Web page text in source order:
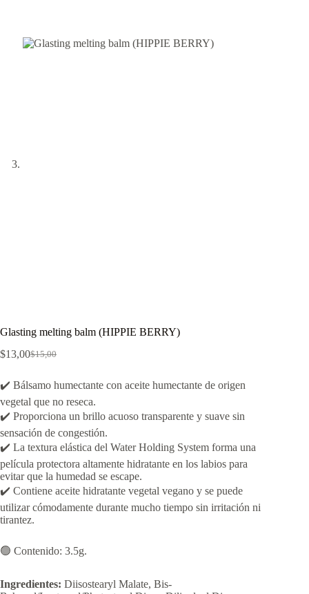
Glasting melting balm (HIPPIE BERRY)
$15,00
El
original
era:
$15,00.
$13,00El
actual
es:
$13,00.
✔️ Bálsamo humectante con aceite humectante de origen
vegetal que no reseca.
✔️ Proporciona un brillo acuoso transparente y suave sin
sensación de congestión.
✔️ La textura elástica del Water Holding System forma una
película protectora altamente hidratante en los labios para
evitar que la humedad se escape.
✔️ Contiene aceite hidratante vegetal vegano y se puede
utilizar cómodamente durante mucho tiempo sin irritación ni
tirantez.
🟢 Contenido: 3.5g.
Ingredientes: Diisostearyl Malate, Bis-